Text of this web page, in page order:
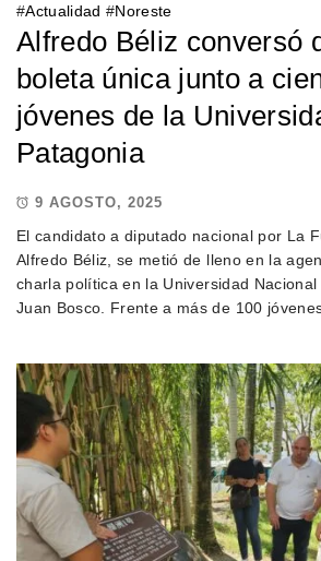
#Actualidad #Noreste
Alfredo Béliz conversó
boleta única junto a
jóvenes de la
Patagonia
9 AGOSTO, 2025
El candidato a diputado nacional por La
Alfredo Béliz, se metió de lleno en la
charla política en la Universidad
Juan Bosco. Frente a más de 100